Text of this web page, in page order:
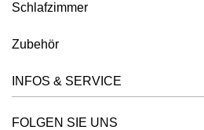
Schlafzimmer
Zubehör
INFOS & SERVICE
FOLGEN SIE UNS